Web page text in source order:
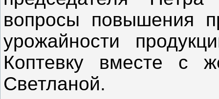
вопросы повышения
урожайности
Коптевку вместе с
Светланой.